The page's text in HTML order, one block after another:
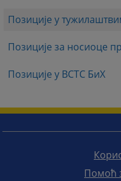
Позиције у
Позиције за носиоце
Позиције у ВСТС БиХ
Помоћ